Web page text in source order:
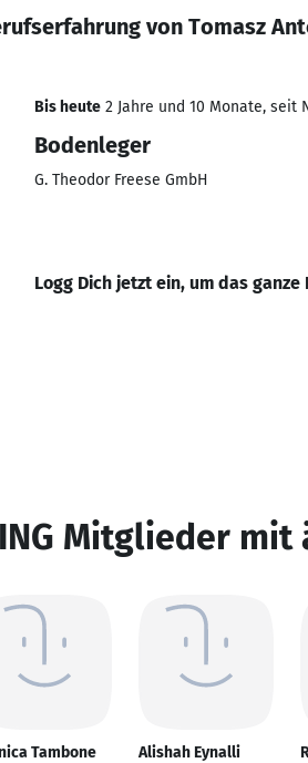
von Tomasz
Bis heute 2 Jahre und 10 Monate, seit
Bodenleger
G. Theodor Freese GmbH
Logg Dich jetzt ein, um das
Mitglieder
Tambone Alishah Eynalli